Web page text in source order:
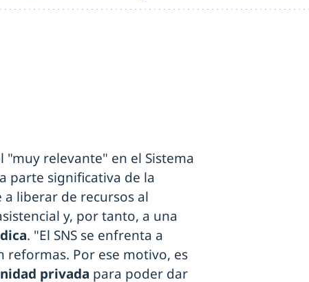
"muy relevante" en el Sistema
parte significativa de la
liberar de recursos al
y, por tanto, a una
. "El SNS se enfrenta a
Por ese motivo, es
privada para poder dar